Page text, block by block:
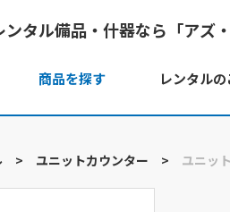
タル備品・什器なら「アズ・
商品を探す レンタル
> ユニットカウンター > ユニッ